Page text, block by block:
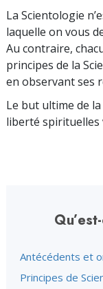
La Scientologie
laquelle on vous
Au contraire,
principes de la
en observant ses
Le but ultime de
liberté spirituelles
Antécédents et
Principes de